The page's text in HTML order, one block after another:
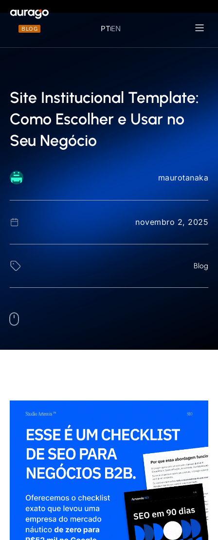
BLOG PTEN
Site Institucional Template:
Como Escolher e Usar no
Seu Negócio
maurotanaka
novembro 2, 2025
Blog